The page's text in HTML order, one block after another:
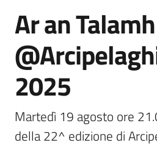
Amministrazione
Novità
Servizi
Vivere
San
Salta al contenuto
Ar an Talamh
2025
Martedì 19 agosto ore
della 22^ edizione di